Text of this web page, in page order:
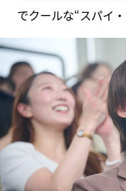
でクールな“スパイ・